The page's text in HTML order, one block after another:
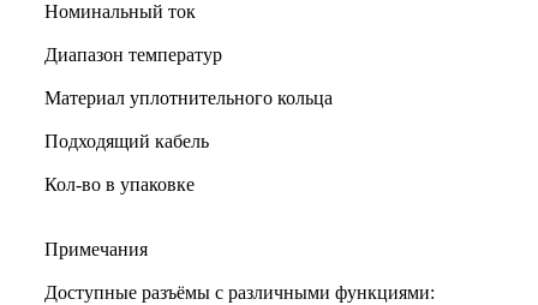
Номинальный ток
Диапазон температур
Материал уплотнительного кольца
Подходящий кабель
Кол-во в упаковке
Примечания
Доступные разъёмы с различными функциями: